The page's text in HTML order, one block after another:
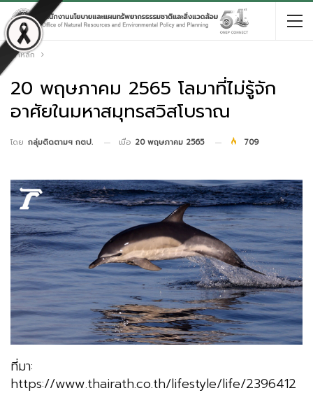
หน้าหลัก
20 พฤษภาคม 2565 โลมาที่ไม่รู้จัก
อาศัยในมหาสมุทรสวิสโบราณ
โดย กลุ่มติดตามฯ กตป. เมื่อ 20 พฤษภาคม 2565 709
ที่มา:
https://www.thairath.co.th/lifestyle/life/2396412